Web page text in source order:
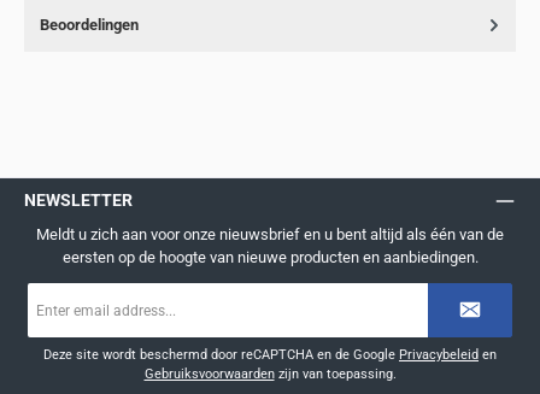
Beoordelingen
NEWSLETTER
Meldt u zich aan voor onze nieuwsbrief en u bent altijd als één van de
eersten op de hoogte van nieuwe producten en aanbiedingen.
mailadres
Deze site wordt beschermd door reCAPTCHA en de Google Privacybeleid en
Gebruiksvoorwaardenzijn van toepassing.